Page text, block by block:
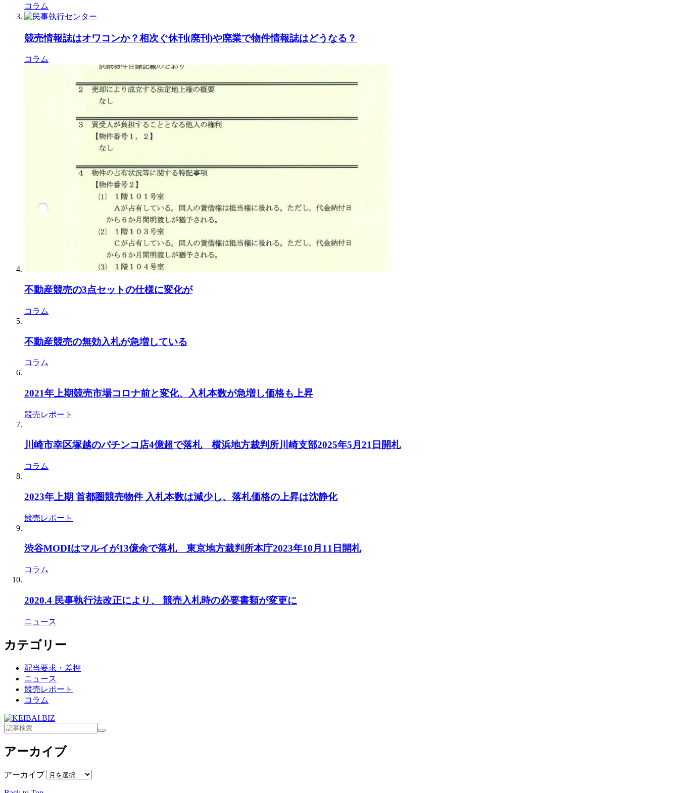
コラム
競売情報誌はオワコンか？相次ぐ休刊(廃刊)や廃業で物件情報誌はどうなる？
コラム
不動産競売の3点セットの仕様に変化が
コラム
不動産競売の無効入札が急増している
コラム
2021年上期競売市場コロナ前と変化、入札本数が急増し価格も上昇
競売レポート
川崎市幸区塚越のパチンコ店4億超で落札 横浜地方裁判所川崎支部2025年5月21日開札
コラム
2023年上期 首都圏競売物件 入札本数は減少し、落札価格の上昇は沈静化
競売レポート
渋谷MODIはマルイが13億余で落札 東京地方裁判所本庁2023年10月11日開札
コラム
2020.4 民事執行法改正により、 競売入札時の必要書類が変更に
ニュース
カテゴリー
配当要求・差押
ニュース
競売レポート
コラム
アーカイブ
アーカイブ